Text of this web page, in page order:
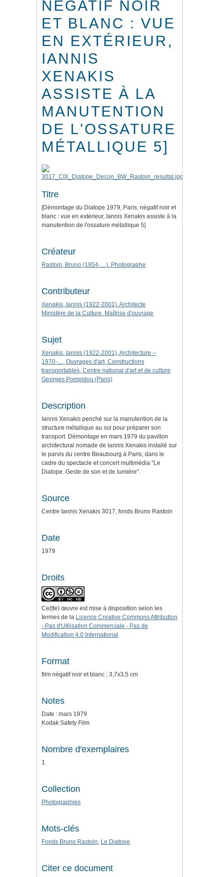
NÉGATIF NOIR
ET BLANC : VUE
EN EXTÉRIEUR,
IANNIS
XENAKIS
ASSISTE À LA
MANUTENTION
DE L'OSSATURE
MÉTALLIQUE 5]
Titre
[Démontage du Diatope 1979, Paris, négatif noir et
blanc : vue en extérieur, Iannis Xenakis assiste à la
manutention de l'ossature métallique 5]
Créateur
Rastoin, Bruno (1954-....). Photographe
Contributeur
Xenakis, Iannis (1922-2001). Architecte
Ministère de la Culture. Maîtrise d'ouvrage
Sujet
Xenakis, Iannis (1922-2001), Architecture --
1970-...., Ouvrages d'art, Constructions
transportables, Centre national d'art et de culture
Georges Pompidou (Paris)
Description
Iannis Xenakis penché sur la manutention de la
structure métallique au sol pour préparer son
transport. Démontage en mars 1979 du pavillon
architectural nomade de Iannis Xenakis installé sur
le parvis du centre Beaubourg à Paris, dans le
cadre du spectacle et concert multimédia "Le
Diatope. Geste de son et de lumière".
Source
Centre Iannis Xenakis 3017, fonds Bruno Rastoin
Date
1979
Droits
Ce(tte) œuvre est mise à disposition selon les
termes de la Licence Creative Commons Attribution
- Pas d'Utilisation Commerciale - Pas de
Modification 4.0 International
Format
film négatif noir et blanc ; 3,7x3,5 cm
Notes
Date : mars 1979
Kodak Safety Film
Nombre d'exemplaires
1
Collection
Photographies
Mots-clés
Fonds Bruno Rastoin, Le Diatope
Citer ce document